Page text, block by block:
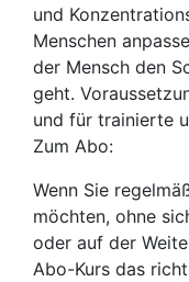
und
Men­schen
der Mensch den
geht.
und für trainierte
Zum Abo:
Wenn Sie
möchten, ohne
oder auf der
Abo-Kurs das